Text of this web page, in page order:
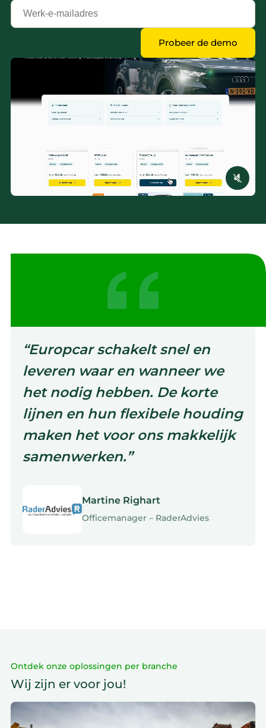
Jouw
zakelijk
Probeer de demo
“Europcar schakelt snel en
leveren waar en wanneer we
het nodig hebben. De korte
lijnen en hun flexibele houding
maken het voor ons makkelijk
samenwerken.”
Martine Righart
Officemanager – RaderAdvies
Ontdek onze oplossingen per branche
Wij zijn er voor jou!